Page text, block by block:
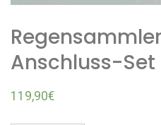
Anschluss-Set
119,90€